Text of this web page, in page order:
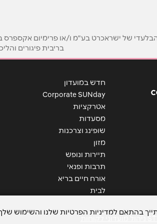
בקשר ל...
של ישראכרט בע"מ ו/או פרימיום אקספרס
בריבית פיגורים
חדש במועדון
Corporate SUNday
אטרקציות
מסעדות
שופינג וצרכנות
מזון
תיירות ונופש
תרבות ופנאי
אורח חיים בריא
לבית
בהתאם למדיניות הפרטיות שלנו והשימוש